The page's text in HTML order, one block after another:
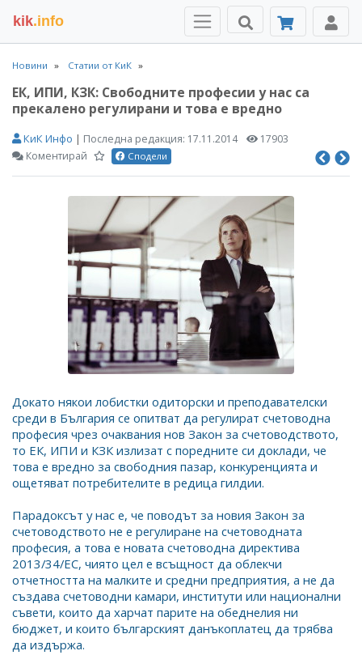
kik.info
Новини Статии от КиК
ЕК, ИПИ, КЗК: Свободните професии у нас са
прекалено регулирани и това е вредно
КиК Инфо | Последна редакция: 17.11.2014
17903
Коментирай
Сподели
Докато някои лобистки одиторски и преподавателски
среди в България се опитват да регулират счетоводна
професия чрез очаквания нов Закон за счетоводството,
то ЕК, ИПИ и КЗК излизат с поредните си доклади, че
това е вредно за свободния пазар, конкуренцията и
ощетяват потребителите в редица гилдии.
Парадоксът у нас е, че поводът за новия Закон за
счетоводството не е регулиране на счетоводната
професия, а това е новата счетоводна директива
2013/34/EС, чиято цел е всъщност да облекчи
отчетността на малките и средни предприятия, а не да
създава счетоводни камари, институти или национални
съвети, които да харчат парите на обеднелия ни
бюджет, и които българският данъкоплатец да трябва
да издържа.